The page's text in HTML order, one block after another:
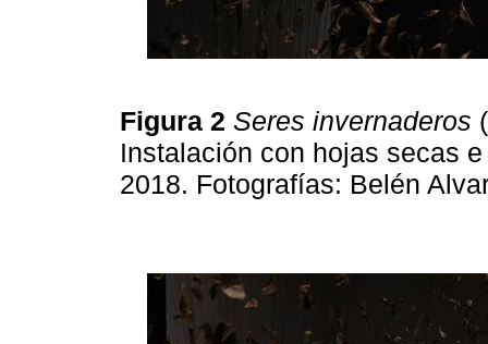
Figura 2 Seres invernaderos
Instalación con hojas secas
2018. Fotografías: Belén